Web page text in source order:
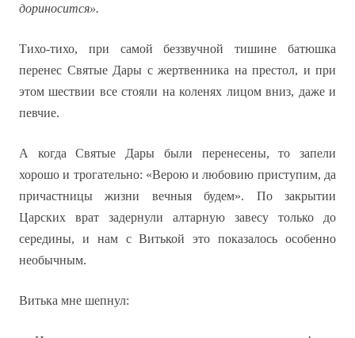
дориносится».
Тихо-тихо, при самой беззвучной тишине батюшка
перенес Святые Дары с жертвенника на престол, и при
этом шествии все стояли на коленях лицом вниз, даже и
певчие.
А когда Святые Дары были перенесены, то запели
хорошо и трогательно: «Верою и любовию приступим, да
причастницы жизни вечныя будем». По закрытии
Царских врат задернули алтарную завесу только до
середины, и нам с Витькой это показалось особенно
необычным.
Витька мне шепнул: